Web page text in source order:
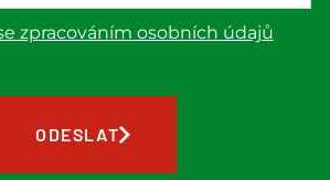
zpracováním osobních údajů
ODESLAT